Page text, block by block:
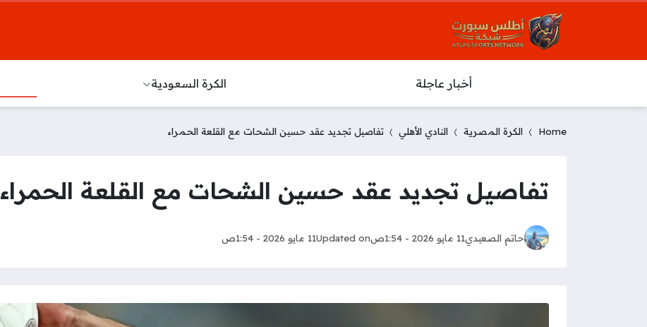
أخبار عاجلة الكرة السعودية
Home الكرة المصرية النادي الأهلي تفاصيل تجديد عقد حسين الشحات مع القلعة الحمراء
تفاصيل تجديد عقد حسين الشحات مع القلعة الحمراء
حاتم الصعيدي11 مايو 2026 - 1:54ص Updated on11 مايو 2026 - 1:54ص